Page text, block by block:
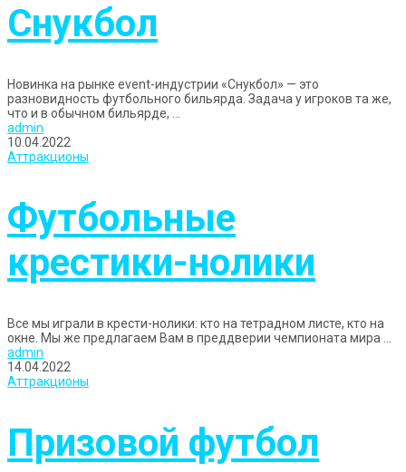
Снукбол
Новинка на рынке event-индустрии «Снукбол» — это
разновидность футбольного бильярда. Задача у игроков та же,
что и в обычном бильярде, ...
admin
10.04.2022
Аттракционы
Футбольные
крестики-нолики
Все мы играли в крести-нолики: кто на тетрадном листе, кто на
окне. Мы же предлагаем Вам в преддверии чемпионата мира ...
admin
14.04.2022
Аттракционы
Призовой футбол